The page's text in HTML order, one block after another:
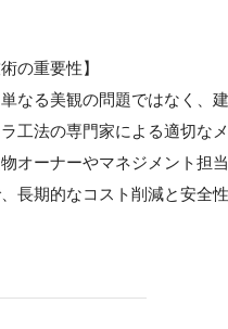
の重要性】
なる美観の問題ではなく、
工法の専門家による適切な
オーナーやマネジメント担
長期的なコスト削減と安全